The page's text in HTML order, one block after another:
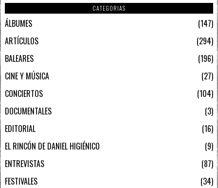
CATEGORIAS
ÁLBUMES
147
ARTÍCULOS
294
BALEARES
196
CINE Y MÚSICA
27
CONCIERTOS
104
DOCUMENTALES
3
EDITORIAL
16
EL RINCÓN DE DANIEL HIGIÉNICO
9
ENTREVISTAS
87
FESTIVALES
34